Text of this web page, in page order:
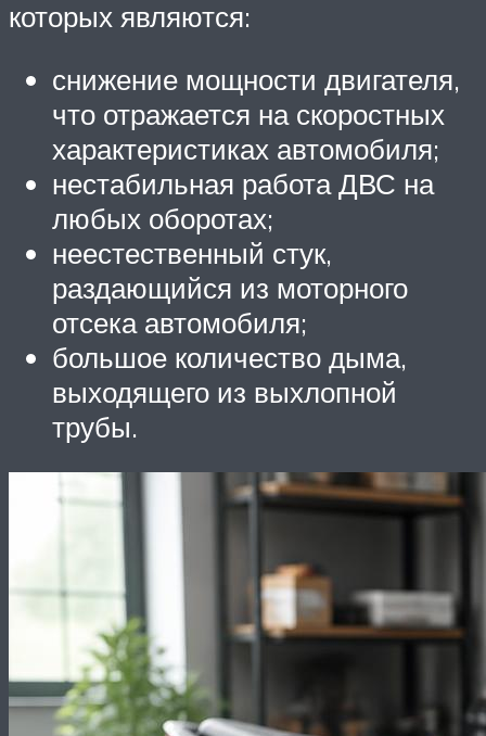
которых являются:
снижение мощности двигателя,
что отражается на скоростных
характеристиках автомобиля;
нестабильная работа ДВС на
любых оборотах;
неестественный стук,
раздающийся из моторного
отсека автомобиля;
большое количество дыма,
выходящего из выхлопной
трубы.